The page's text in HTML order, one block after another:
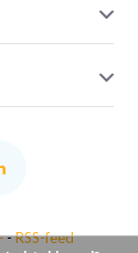
-RSS-feed